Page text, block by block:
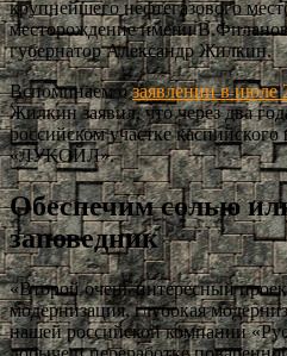
крупнейшего нефтегазового
месторождение имени
губернатор Александр Жилкин.
Вспоминаем озаявлении в июле
Жилкин заявил, что через два
российском участке
«ЛУКОЙЛ».
Обеспечим солью
заповедник
«Второй очень интересный
модернизация, глубокая
нашей российской компании